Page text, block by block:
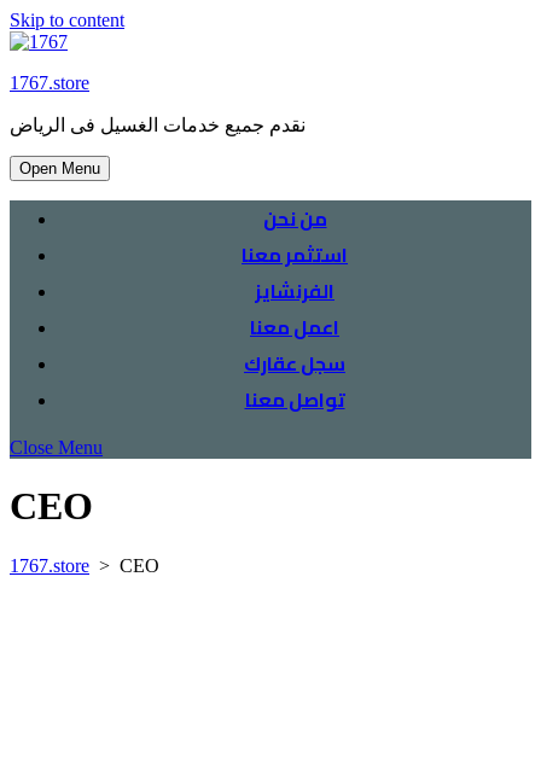
Skip to content
1767.store
نقدم جميع خدمات الغسيل فى الرياض
Open Menu
من نحن
استثمر معنا
الفرنشايز
اعمل معنا
سجل عقارك
تواصل معنا
Close Menu
CEO
1767.store > CEO